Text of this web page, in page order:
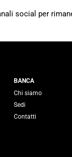
social per
BANCA
Chi siamo
Sedi
Contatti